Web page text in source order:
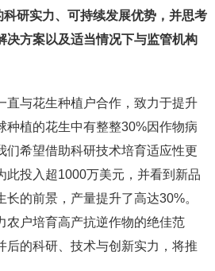
科研实力、可持续发展优势， 并思考
决方案以及适当情况下与监管机构
直与花生种植户合作，致力于提升
种植的花生中有整整30%因作物病
们希望借助科研技术培育适应性更
此投入超1000万美元，并看到新品
的前景，产量提升了高达30%。
农户培育高产抗逆作物的绝佳范
后的科研、技术与创新实力，将推